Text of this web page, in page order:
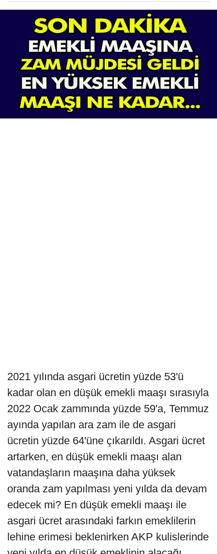
2021 yılında asgari ücretin yüzde 53'ü
kadar olan en düşük emekli maaşı sırasıyla
2022 Ocak zammında yüzde 59'a, Temmuz
ayında yapılan ara zam ile de asgari
ücretin yüzde 64'üne çıkarıldı. Asgari ücret
artarken, en düşük emekli maaşı alan
vatandaşların maaşına daha yüksek
oranda zam yapılması yeni yılda da devam
edecek mi? En düşük emekli maaşı ile
asgari ücret arasındaki farkın emeklilerin
lehine erimesi beklenirken AKP kulislerinde